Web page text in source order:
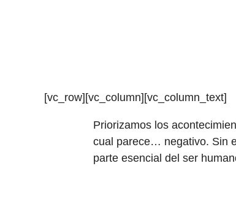
[vc_row][vc_column][vc_column_text]
Priorizamos los
cual parece… negativo. Sin
parte esencial del ser